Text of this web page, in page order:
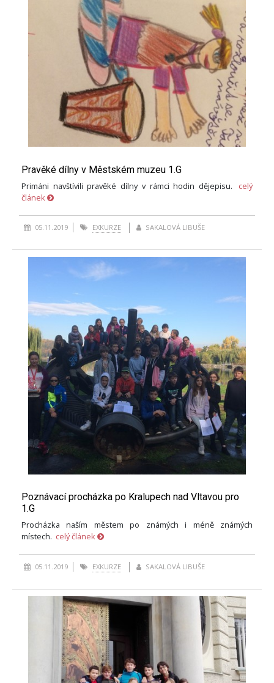
Pravěké dílny v Městském muzeu 1.G
Primáni navštívili pravěké dílny v rámci hodin dějepisu.
celý
článek
05.11.2019 EXKURZE SAKALOVÁ LIBUŠE
Poznávací procházka po Kralupech nad Vltavou pro
1.G
Procházka naším městem po známých i méně známých
místech. celý článek
05.11.2019 EXKURZE SAKALOVÁ LIBUŠE